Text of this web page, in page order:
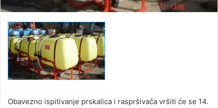
Obavezno ispitivanje prskalica i raspršivača vršiti će se 14.